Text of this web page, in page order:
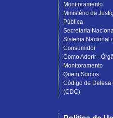
Monitoramento
Ministério da
Pública
Secretaria
Sistema Nacional
Consumidor
Como Aderir -
Monitoramento
Quem Somos
Código de Defesa
(CDC)